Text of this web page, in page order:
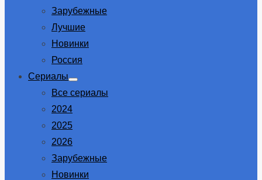
Зарубежные
Лучшие
Новинки
Россия
Сериалы
Show
sub
Все сериалы
2024
2025
2026
Зарубежные
Новинки